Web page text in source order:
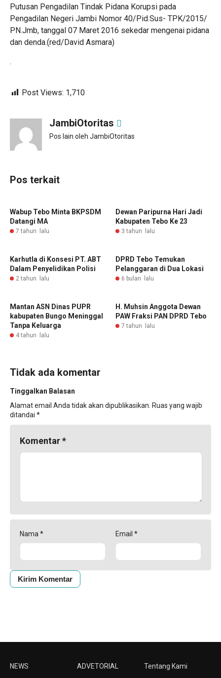
Putusan Pengadilan Tindak Pidana Korupsi pada
Pengadilan Negeri Jambi Nomor 40/Pid.Sus- TPK/2015/
PN.Jmb, tanggal 07 Maret 2016 sekedar mengenai pidana
dan denda.(red/David Asmara)
.
Post Views: 1,710
JambiOtoritas
Pos lain oleh JambiOtoritas
Pos terkait
Wabup Tebo Minta BKPSDM
Datangi MA
7 tahun lalu
Dewan Paripurna Hari Jadi
Kabupaten Tebo Ke 23
3 tahun lalu
Karhutla di Konsesi PT. ABT
Dalam Penyelidikan Polisi
2 tahun lalu
DPRD Tebo Temukan
Pelanggaran di Dua Lokasi
6 bulan lalu
Mantan ASN Dinas PUPR
kabupaten Bungo Meninggal
Tanpa Keluarga
4 tahun lalu
H. Muhsin Anggota Dewan
PAW Fraksi PAN DPRD Tebo
7 tahun lalu
Tidak ada komentar
Tinggalkan Balasan
Alamat email Anda tidak akan dipublikasikan. Ruas yang wajib
ditandai *
Komentar*
Nama * Email *
NEWS
ADVETORIAL
Tentang Kami